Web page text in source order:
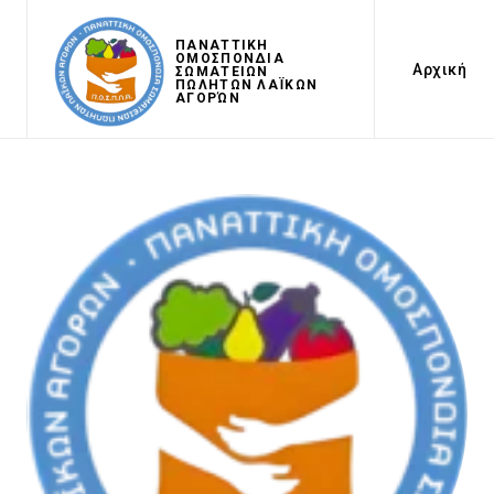
ΠΑΝΑΤΤΙΚΗ
ΟΜΟΣΠΟΝΔΙΑ
ΣΩΜΑΤΕΙΩΝ
ΠΩΛΗΤΩΝ ΛΑΪΚΩΝ
ΑΓΟΡΏΝ
Αρχική